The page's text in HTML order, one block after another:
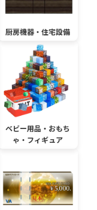
厨房機器・住宅設備
ベビー用品・おもち
ゃ・フィギュア